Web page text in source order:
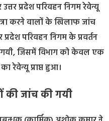
प्रदेश परिवहन निगम रेवेन्यू
करने वालों के खिलाफ जांच
परिवहन निगम के प्रवर्तन
गयी, जिसमें विभाग को केवल एक
रेवेन्यू प्राप्त हुआ।
जांच की गयी